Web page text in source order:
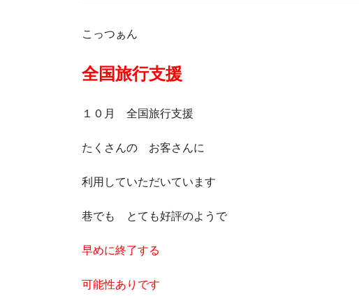
こっつぁん
全国旅行支援
１０月 全国旅行支援
たくさんの お客さんに
利用していただいています
巷でも とても好評のようで
早めに終了する
可能性ありです